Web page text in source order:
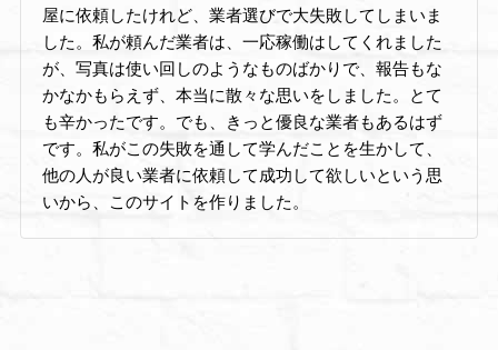
屋に依頼したけれど、業者選びで大失敗してしまいま
した。私が頼んだ業者は、一応稼働はしてくれました
が、写真は使い回しのようなものばかりで、報告もな
かなかもらえず、本当に散々な思いをしました。とて
も辛かったです。でも、きっと優良な業者もあるはず
です。私がこの失敗を通して学んだことを生かして、
他の人が良い業者に依頼して成功して欲しいという思
いから、このサイトを作りました。